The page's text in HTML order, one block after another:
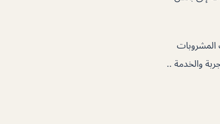
المشروبات
والخدمة ..